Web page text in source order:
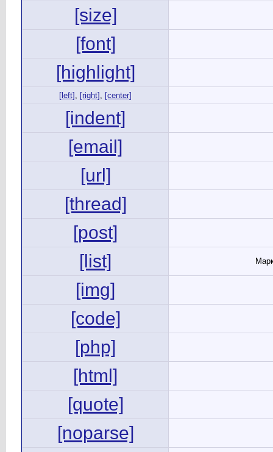
[size]
[font]
[highlight]
[left] , [right] , [center]
[indent]
[email]
[url]
[thread]
[post]
[list]
[img]
[code]
[php]
[html]
[quote]
[noparse]